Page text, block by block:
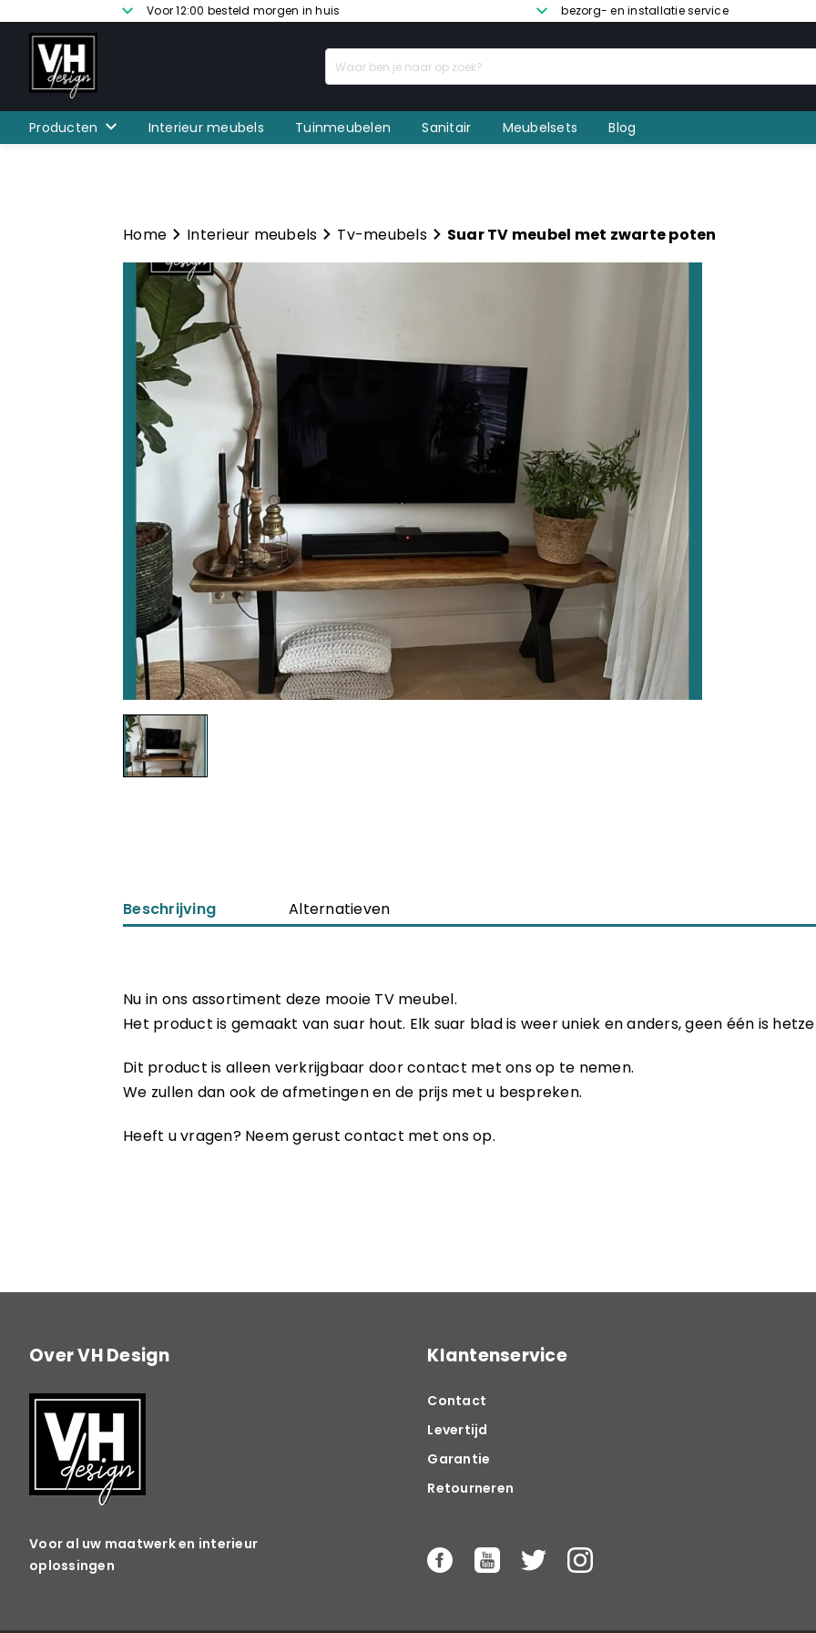
Voor 12:00 besteld morgen in huis bezorg- en installatie service
Producten Interieur meubels Tuinmeubelen Sanitair Meubelsets Blog
Home Interieur meubels Tv-meubels Suar TV meubel met zwarte poten
Beschrijving Alternatieven
Nu in ons assortiment deze mooie TV meubel.
Het product is gemaakt van suar hout. Elk suar blad is weer uniek en anders, geen één is
Dit product is alleen verkrijgbaar door contact met ons op te nemen.
We zullen dan ook de afmetingen en de prijs met u bespreken.
Heeft u vragen? Neem gerust contact met ons op.
Over VH Design
Voor al uw maatwerk en interieur
oplossingen
Klantenservice
Contact
Levertijd
Garantie
Retourneren